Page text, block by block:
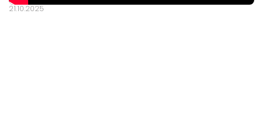
21.10.2025